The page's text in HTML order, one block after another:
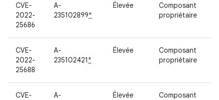
CVE-
2022-
25686
A-
235102899*
Élevée
Composant
propriétaire
CVE-
2022-
25688
A-
235102421*
Élevée
Composant
propriétaire
CVE-
A-
Élevée
Composant